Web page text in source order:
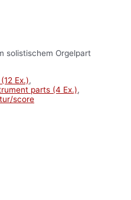
solistischem Orgelpart
Ex.),
parts (4 Ex.),
score